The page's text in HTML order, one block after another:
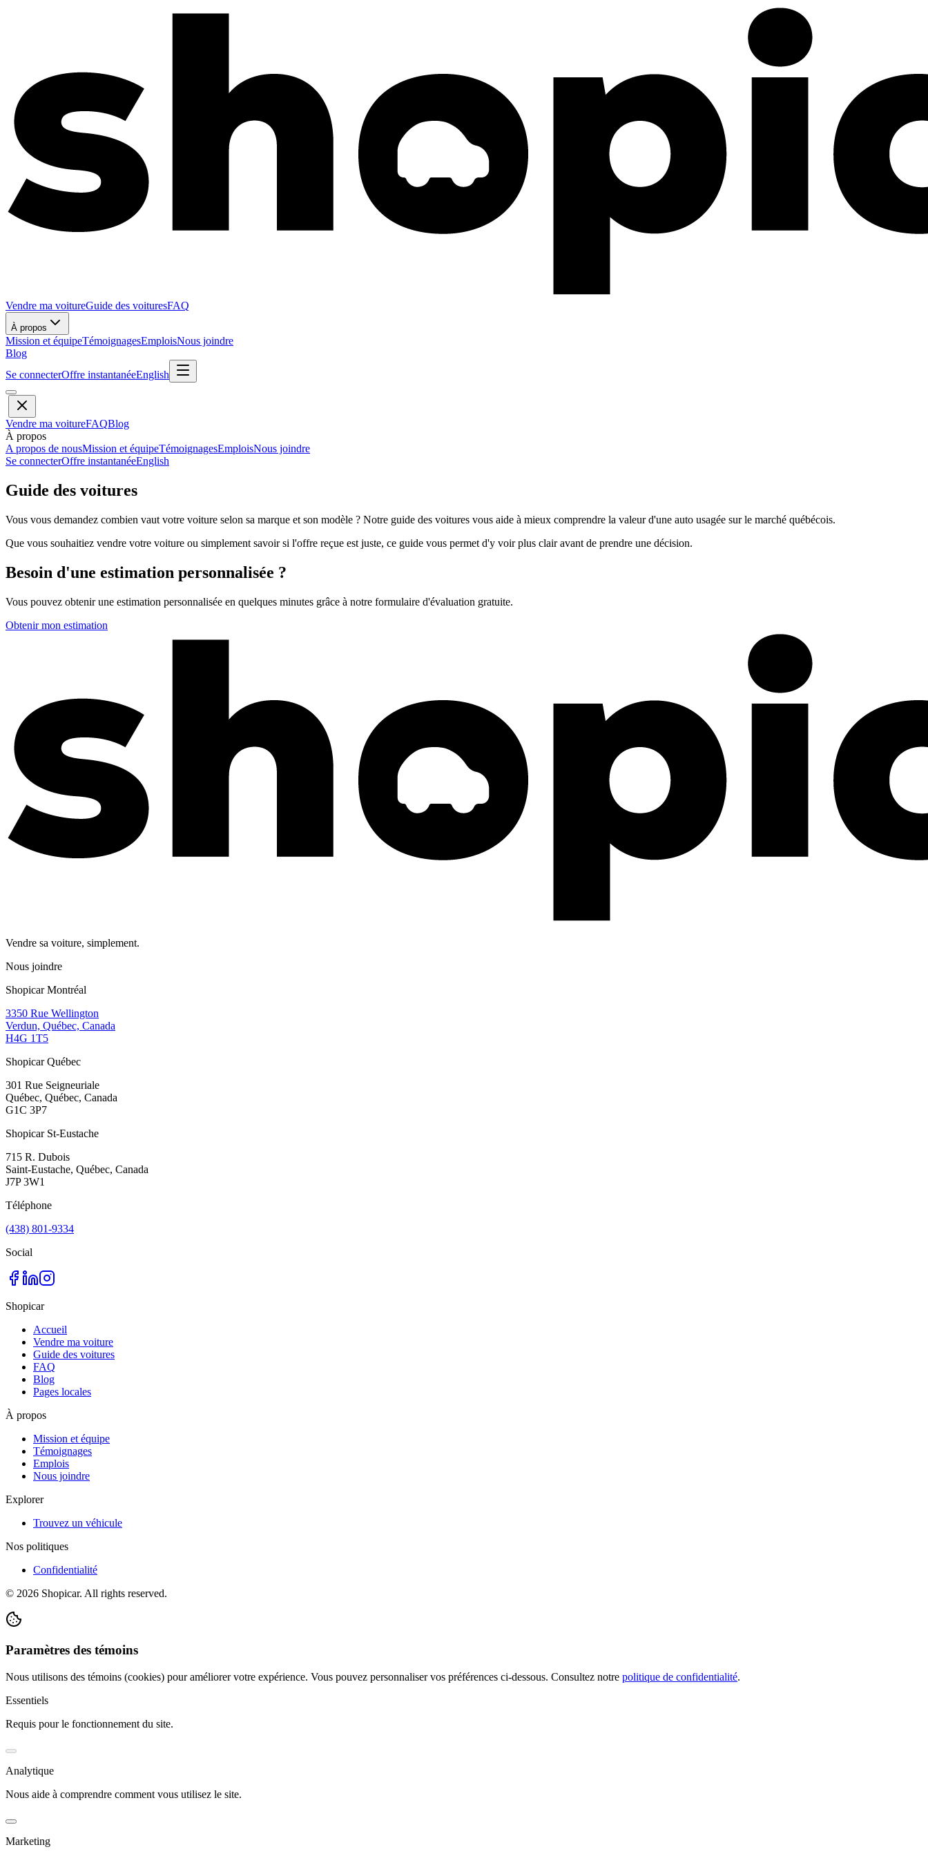
Vendre ma voitureGuide des voituresFAQ
À propos
Mission et équipeTémoignagesEmploisNous joindre
Blog
Se connecterOffre instantanéeEnglish
Vendre ma voitureFAQBlog
À propos
A propos de nousMission et équipeTémoignagesEmploisNous joindre
Se connecterOffre instantanéeEnglish
Guide des voitures
Vous vous demandez combien vaut votre voiture selon sa marque et son modèle ? Notre guide des voitures vous aide à mieux comprendre la valeur d'une auto usagée sur le marché québécois.
Que vous souhaitiez vendre votre voiture ou simplement savoir si l'offre reçue est juste, ce guide vous permet d'y voir plus clair avant de prendre une décision.
Besoin d'une estimation personnalisée ?
Vous pouvez obtenir une estimation personnalisée en quelques minutes grâce à notre formulaire d'évaluation gratuite.
Obtenir mon estimation
Vendre sa voiture, simplement.
Nous joindre
Shopicar Montréal
3350 Rue Wellington
Verdun, Québec, Canada
H4G 1T5
Shopicar Québec
301 Rue Seigneuriale
Québec, Québec, Canada
G1C 3P7
Shopicar St-Eustache
715 R. Dubois
Saint-Eustache, Québec, Canada
J7P 3W1
Téléphone
(438) 801-9334
Social
Shopicar
Accueil
Vendre ma voiture
Guide des voitures
FAQ
Blog
Pages locales
À propos
Mission et équipe
Témoignages
Emplois
Nous joindre
Explorer
Trouvez un véhicule
Nos politiques
Confidentialité
© 2026 Shopicar. All rights reserved.
Paramètres des témoins
Nous utilisons des témoins (cookies) pour améliorer votre expérience. Vous pouvez personnaliser vos préférences ci-dessous. Consultez notre politique de confidentialité.
Essentiels
Requis pour le fonctionnement du site.
Analytique
Nous aide à comprendre comment vous utilisez le site.
Marketing